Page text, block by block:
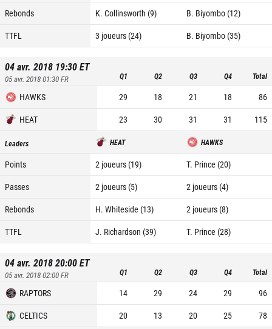
Rebonds
K. Collinsworth (9)
B. Biyombo (12)
TTFL
3 joueurs (24) B. Biyombo (35)
04 avr. 2018 19:30ET
05 avr. 2018 01:30FR Q1 Q2 Q3 Q4 Total
HAWKS 29 18 21 18
86
HEAT
23 30 31 31 115
Leaders HEAT HAWKS
Points 2 joueurs (19)
T. Prince (20)
Passes
2 joueurs (5)
2 joueurs (4)
Rebonds
H. Whiteside (13)
2 joueurs (8)
TTFL
J. Richardson (39) T. Prince (28)
04 avr. 2018 20:00ET
05 avr. 2018 02:00FR Q1 Q2 Q3 Q4 Total
RAPTORS 14 29 24 29
96
CELTICS
20 13 20 25 78